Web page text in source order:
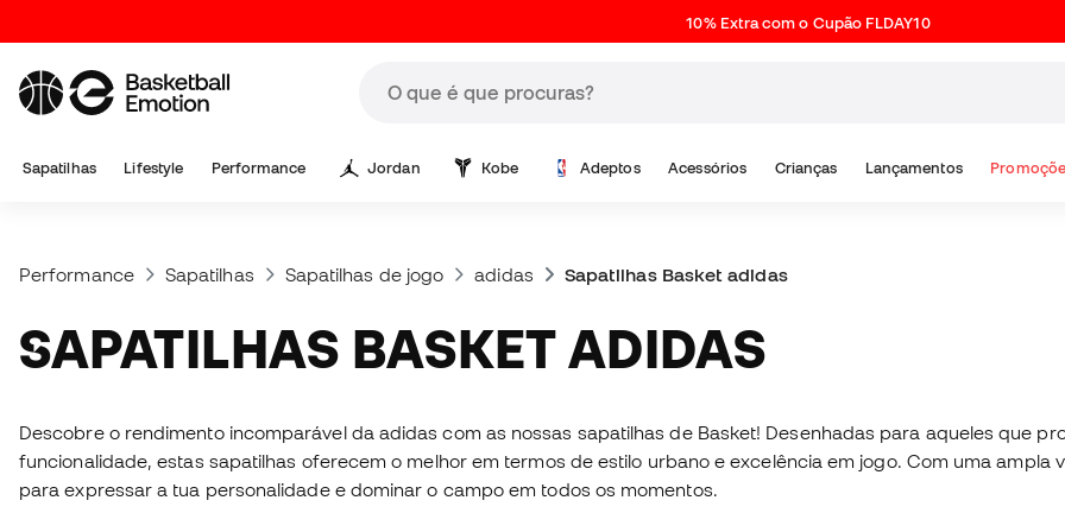
10% Extra com o Cupão FLDAY10
Sapatilhas Lifestyle Performance Jordan Kobe Adeptos Acessórios Crianças Lançamentos
Performance Sapatilhas Sapatilhas de jogo adidas Sapatilhas Basket adidas
SAPATILHAS BASKET ADIDAS
Descobre o rendimento incomparável da adidas com as nossas sapatilhas de Basket! Desenhadas para aqueles que
funcionalidade, estas sapatilhas oferecem o melhor em termos de estilo urbano e excelência em jogo. Com uma
para expressar a tua personalidade e dominar o campo em todos os momentos.